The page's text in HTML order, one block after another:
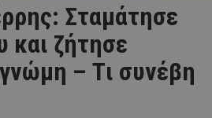
Σταμάτησε
και ζήτησε
– Tι συνέβη